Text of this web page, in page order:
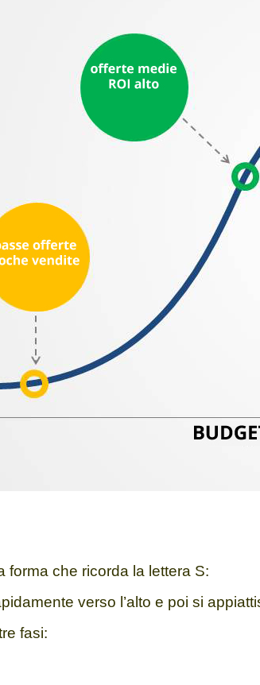
forma che ricorda la lettera S:
verso l’alto e poi si
fasi: